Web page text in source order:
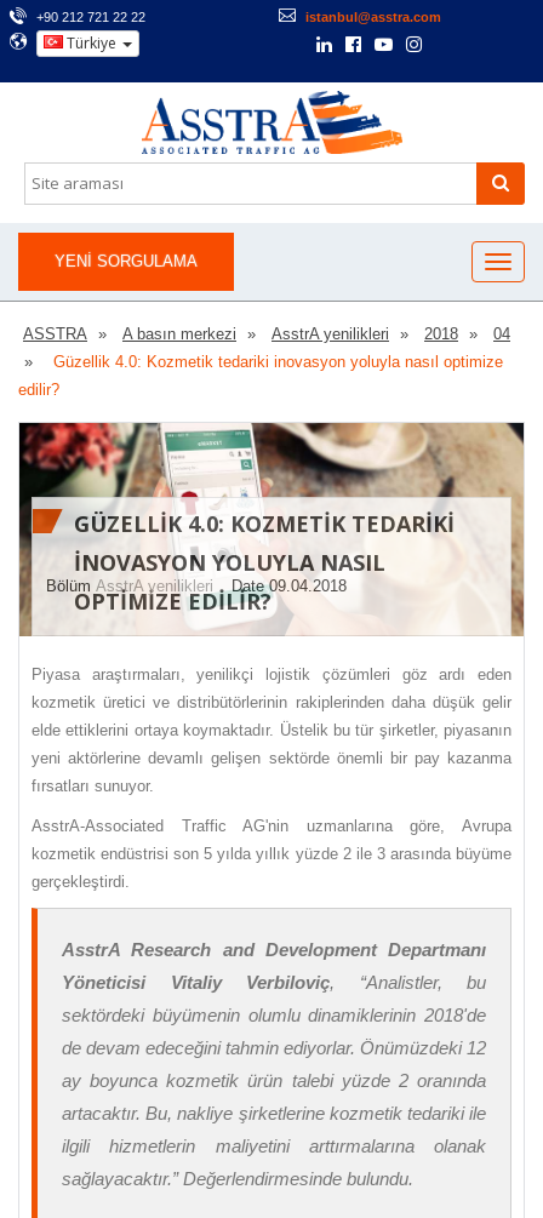
+90 212 721 22 22 istanbul@asstra.com
Türkiye
YENI SORGULAMA
ASSTRA A basın merkezi AsstrA yenilikleri 2018
04
Güzellik 4.0: Kozmetik tedariki inovasyon yoluyla nasıl optimize
edilir?
GÜZELLIK 4.0: KOZMETIK TEDARIKI
INOVASYON YOLUYLA NASIL
OPTIMIZE EDILIR?
Bölüm AsstrA yenilikleri Date 09.04.2018
Piyasa araştırmaları, yenilikçi lojistik çözümleri göz ardı eden
kozmetik üretici ve distribütörlerinin rakiplerinden daha düşük gelir
elde ettiklerini ortaya koymaktadır. Üstelik bu tür şirketler, piyasanın
yeni aktörlerine devamlı gelişen sektörde önemli bir pay kazanma
fırsatları sunuyor.
AsstrA-Associated Traffic AG'nin uzmanlarına göre, Avrupa
kozmetik endüstrisi son 5 yılda yıllık yüzde 2 ile 3 arasında büyüme
gerçekleştirdi.
AsstrA Research and Development Departmanı
Yöneticisi Vitaliy Verbiloviç, “Analistler, bu
sektördeki büyümenin olumlu dinamiklerinin 2018'de
de devam edeceğini tahmin ediyorlar. Önümüzdeki 12
ay boyunca kozmetik ürün talebi yüzde 2 oranında
artacaktır. Bu, nakliye şirketlerine kozmetik tedariki ile
ilgili hizmetlerin maliyetini arttırmalarına olanak
sağlayacaktır.” Değerlendirmesinde bulundu.